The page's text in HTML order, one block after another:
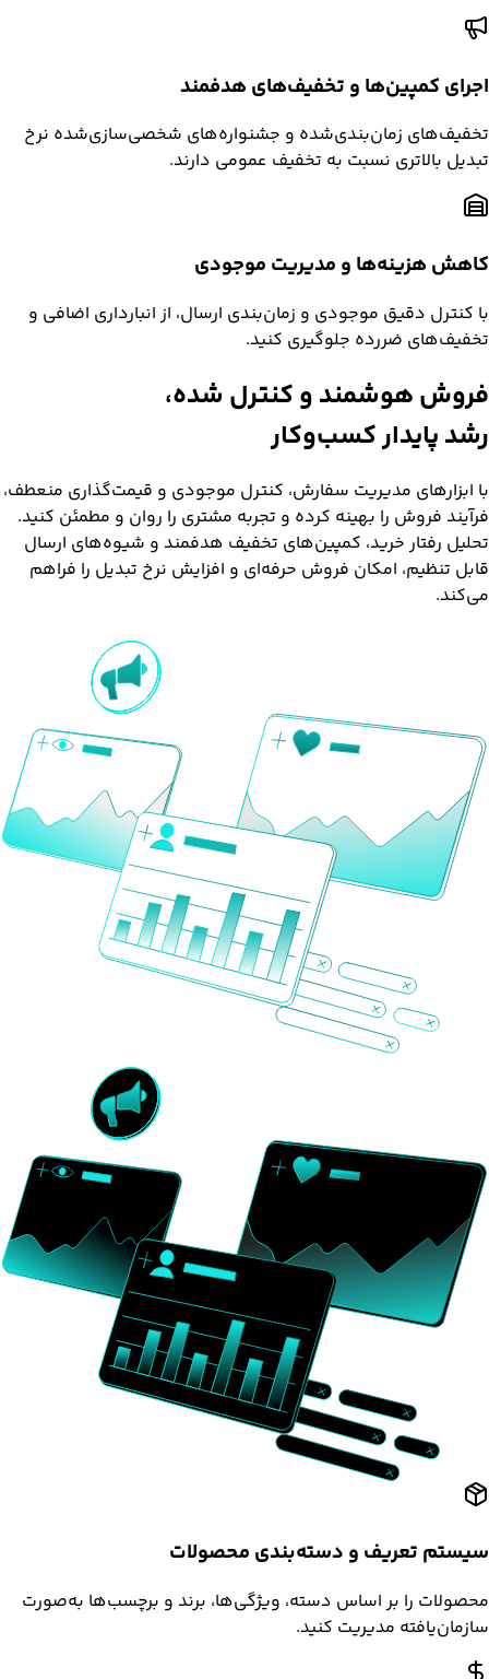
اجرای کمپین‌ها و تخفیف‌های هدفمند
تخفیف‌های زمان‌بندی‌شده و جشنواره‌های شخصی‌سازی‌شده نرخ
تبدیل بالاتری نسبت به تخفیف عمومی دارند.
کاهش هزینه‌ها و مدیریت موجودی
با کنترل دقیق موجودی و زمان‌بندی ارسال، از انبارداری اضافی و
تخفیف‌های ضررده جلوگیری کنید.
فروش هوشمند و کنترل شده،
رشد پایدار کسب‌وکار
با ابزارهای مدیریت سفارش، کنترل موجودی و قیمت‌گذاری منعطف،
فرآیند فروش را بهینه کرده و تجربه مشتری را روان و مطمئن کنید.
تحلیل رفتار خرید، کمپین‌های تخفیف هدفمند و شیوه‌های ارسال
قابل تنظیم، امکان فروش حرفه‌ای و افزایش نرخ تبدیل را فراهم
می‌کند.
سیستم تعریف و دسته‌بندی محصولات
محصولات را بر اساس دسته، ویژگی‌ها، برند و برچسب‌ها به‌صورت
سازمان‌یافته مدیریت کنید.